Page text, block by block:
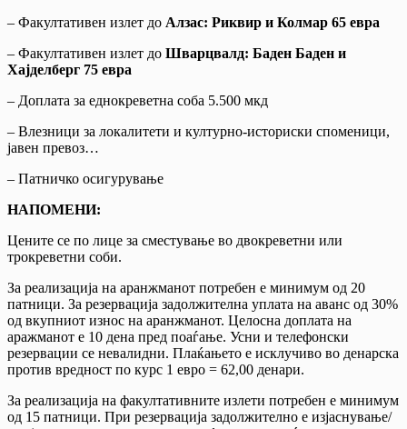
– Факултативен излет до Алзас: Риквир и Колмар 65 евра
– Факултативен излет до Шварцвалд: Баден Баден и
Хајделберг 75 евра
– Доплата за еднокреветна соба 5.500 мкд
– Влезници за локалитети и културно-историски споменици,
јавен превоз…
– Патничко осигурување
НАПОМЕНИ:
Цените се по лице за сместување во двокреветни или
трокреветни соби.
За реализација на аранжманот потребен е минимум од 20
патници. За резервација задолжителна уплата на аванс од 30%
од вкупниот износ на аранжманот. Целосна доплата на
аражманот е 10 дена пред поаѓање. Усни и телефонски
резервации се невалидни. Плаќањето е исклучиво во денарска
против вредност по курс 1 евро = 62,00 денари.
За реализација на факултативните излети потребен е минимум
од 15 патници. При резервација задолжително е изјаснување/